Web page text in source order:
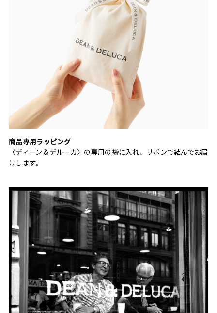
商品専用ラッピング
〈ディーン＆デルーカ〉の専用の袋に入れ、リボンで結んでお届
けします。